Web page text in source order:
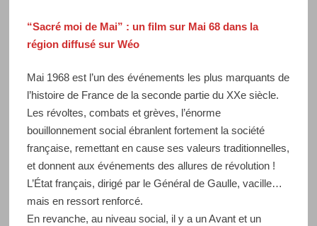
“Sacré moi de Mai” : un film sur Mai 68 dans la
région diffusé sur Wéo
Mai 1968 est l’un des événements les plus marquants de
l’histoire de France de la seconde partie du XXe siècle.
Les révoltes, combats et grèves, l’énorme
bouillonnement social ébranlent fortement la société
française, remettant en cause ses valeurs traditionnelles,
et donnent aux événements des allures de révolution !
L’État français, dirigé par le Général de Gaulle, vacille…
mais en ressort renforcé.
En revanche, au niveau social, il y a un Avant et un